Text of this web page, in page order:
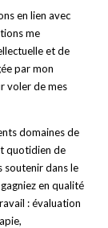
en lien avec
me
et de
par mon
voler de mes
domaines de
quotidien de
soutenir dans le
en qualité
: évaluation